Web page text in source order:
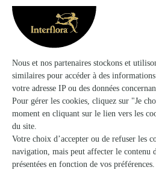
★4.4 (234)
26, rue du Général de Gaulle
Voir la boutique